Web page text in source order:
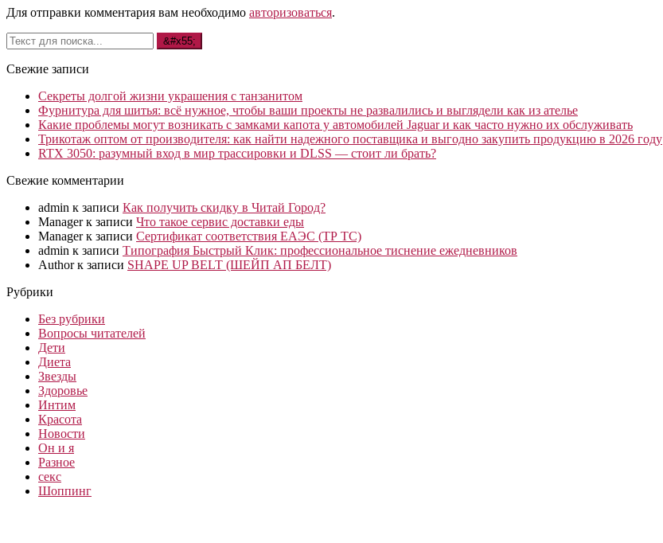
Для отправки комментария вам необходимо авторизоваться.
Свежие записи
Секреты долгой жизни украшения с танзанитом
Фурнитура для шитья: всё нужное, чтобы ваши проекты не развалились и выглядели как из ателье
Какие проблемы могут возникать с замками капота у автомобилей Jaguar и как часто нужно их обслуживать
Трикотаж оптом от производителя: как найти надежного поставщика и выгодно закупить продукцию в 2026 году
RTX 3050: разумный вход в мир трассировки и DLSS — стоит ли брать?
Свежие комментарии
admin к записи Как получить скидку в Читай Город?
Managerк записи Что такое сервис доставки еды
Managerк записи Сертификат соответствия ЕАЭС (ТР ТС)
admin к записи Типография Быстрый Клик: профессиональное тиснение ежедневников
Authorк записи SHAPE UP BELT (ШЕЙП АП БЕЛТ)
Рубрики
Без рубрики
Вопросы читателей
Дети
Диета
Звезды
Здоровье
Интим
Красота
Новости
Он и я
Разное
секс
Шоппинг